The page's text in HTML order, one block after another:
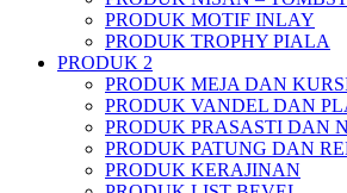
PRODUK MOTIF INLAY
PRODUK TROPHY PIALA
PRODUK 2
PRODUK MEJA DAN
PRODUK VANDEL DAN
PRODUK PRASASTI DAN
PRODUK PATUNG DAN
PRODUK KERAJINAN